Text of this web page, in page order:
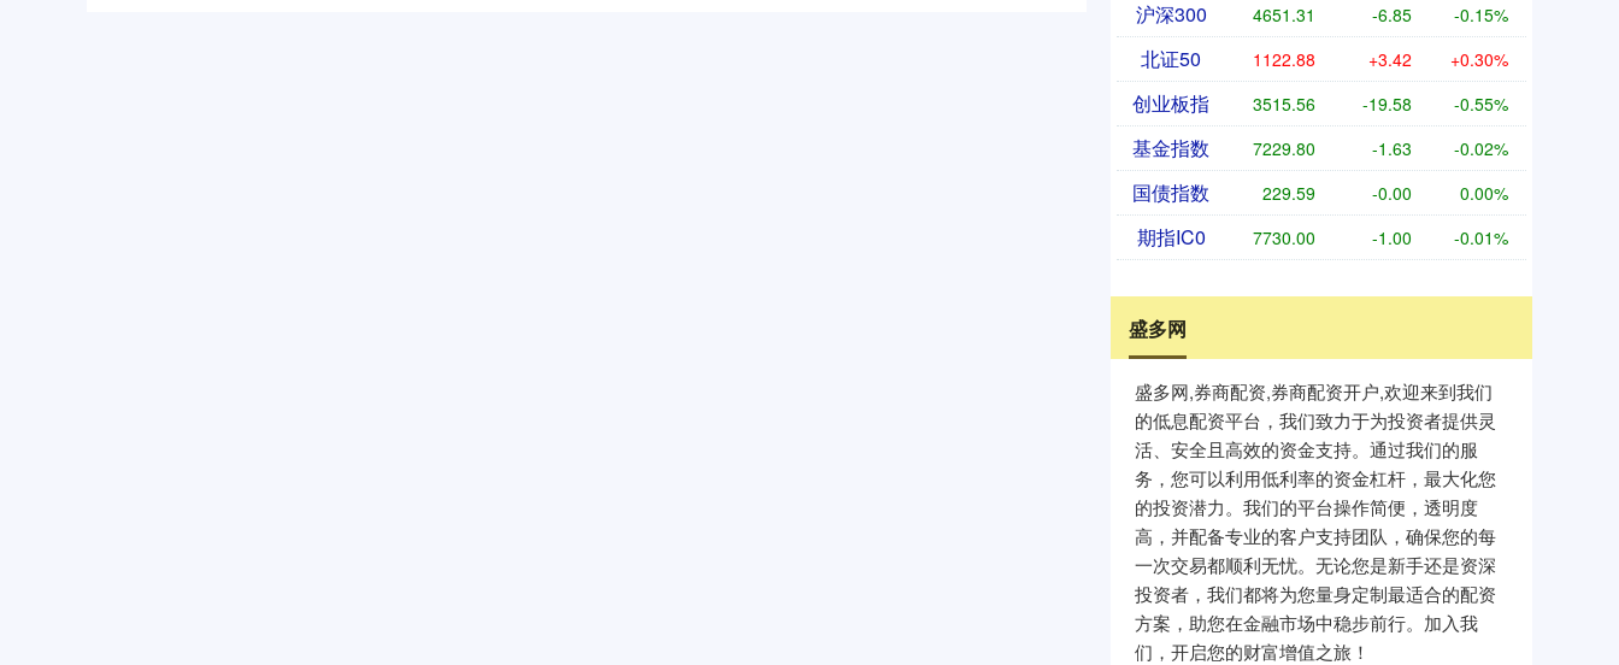
沪深300 4651.31 -6.85 -0.15%
北证50 1122.88 +3.42 +0.30%
创业板指 3515.56 -19.58 -0.55%
基金指数 7229.80 -1.63 -0.02%
国债指数 229.59 -0.00 0.00%
期指IC0 7730.00 -1.00 -0.01%
盛多网
盛多网,券商配资,券商配资开户,欢迎来到我们
的低息配资平台，我们致力于为投资者提供灵
活、安全且高效的资金支持。通过我们的服
务，您可以利用低利率的资金杠杆，最大化您
的投资潜力。我们的平台操作简便，透明度
高，并配备专业的客户支持团队，确保您的每
一次交易都顺利无忧。无论您是新手还是资深
投资者，我们都将为您量身定制最适合的配资
方案，助您在金融市场中稳步前行。加入我
们，开启您的财富增值之旅！